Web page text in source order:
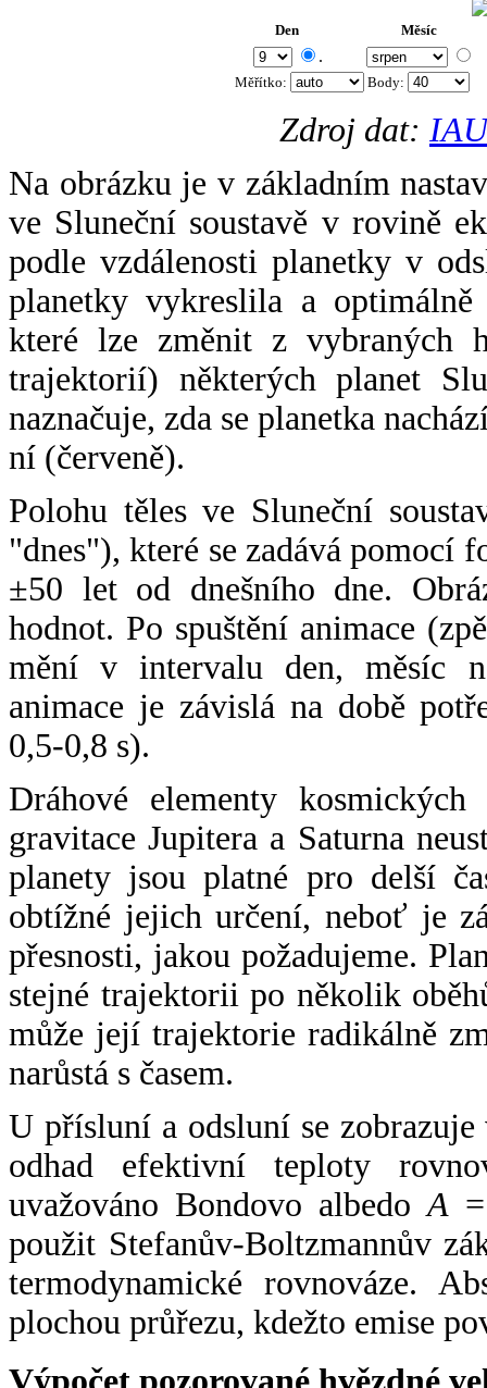
Den Měsíc
.
Měřítko: Body:
Zdroj dat:
Na obrázku je v základním
ve Sluneční soustavě v rovině
podle vzdálenosti planetky v
planetky vykreslila a
které lze změnit z vybraných
trajektorií) některých planet
naznačuje, zda se planetka
ní (červeně).
Polohu těles ve Sluneční
"dnes"), které se zadává pomocí
±50 let od dnešního dne.
hodnot. Po spuštění animace
mění v intervalu den, měsíc
animace je závislá na době
0,5-0,8 s).
Dráhové elementy
gravitace Jupitera a Saturna
planety jsou platné pro delší
obtížné jejich určení, neboť je
přesnosti, jakou požadujeme.
stejné trajektorii po několik
může její trajektorie radikálně
narůstá s časem.
U přísluní a odsluní se
odhad efektivní teploty
uvažováno Bondovo albedoA
použit Stefanův-Boltzmannův
termodynamické rovnováze.
plochou průřezu, kdežto emise